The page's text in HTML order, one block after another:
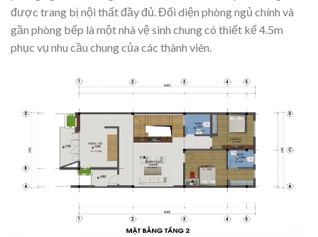
được trang bị nội thất đầy đủ. Đối diện phòng ngủ chính và
gần phòng bếp là một nhà vệ sinh chung có thiết kế 4.5m
phục vụ nhu cầu chung của các thành viên.